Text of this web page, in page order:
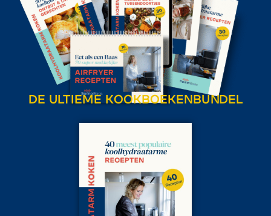
DE ULTIEME KOOKBOEKENBUNDEL